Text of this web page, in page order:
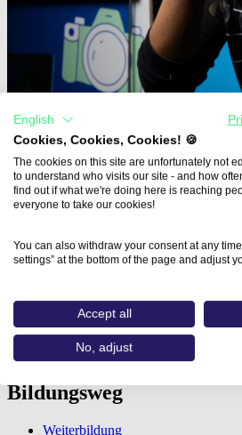
Home
Texturing für 3D /
Adobe Substance
vhs-Weiterbildungsakademie
Bildungsweg
Weiterbildung
English
Cookies, Cookies, Cookies! 🍪
The cookies on this site are unfortunately not
to understand who visits our site - and how
find out if what we're doing here is reaching
everyone to take our cookies!
You can also withdraw your consent at any
settings” at the bottom of the page and adjust
Accept all
No, adjust